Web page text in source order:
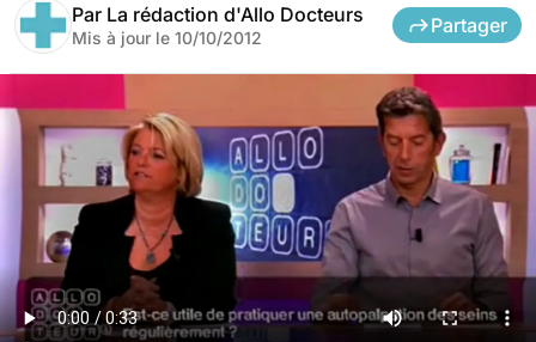
Par La rédaction d'Allo Docteurs
Mis à jour le 10/10/2012
Partager